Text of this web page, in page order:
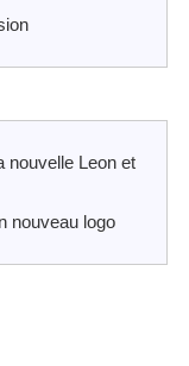
nouvelle Leon et
nouveau logo